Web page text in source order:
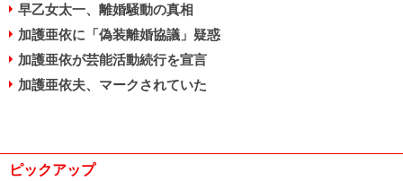
早乙女太一、離婚騒動の真相
加護亜依に「偽装離婚協議」疑惑
加護亜依が芸能活動続行を宣言
加護亜依夫、マークされていた
ピックアップ